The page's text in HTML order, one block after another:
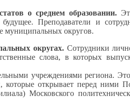
о среднем образовании.
Преподаватели и
муниципальных округов.
округах.Сотрудники
слова, в которых
учреждениями региона.
которые открывает перед ними
Московского